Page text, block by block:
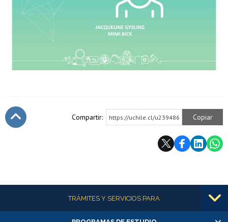
Compartir: https://uchile.cl/u239486 Copiar
Más informaciónTRÁMITES Y SERVICIOS PARA